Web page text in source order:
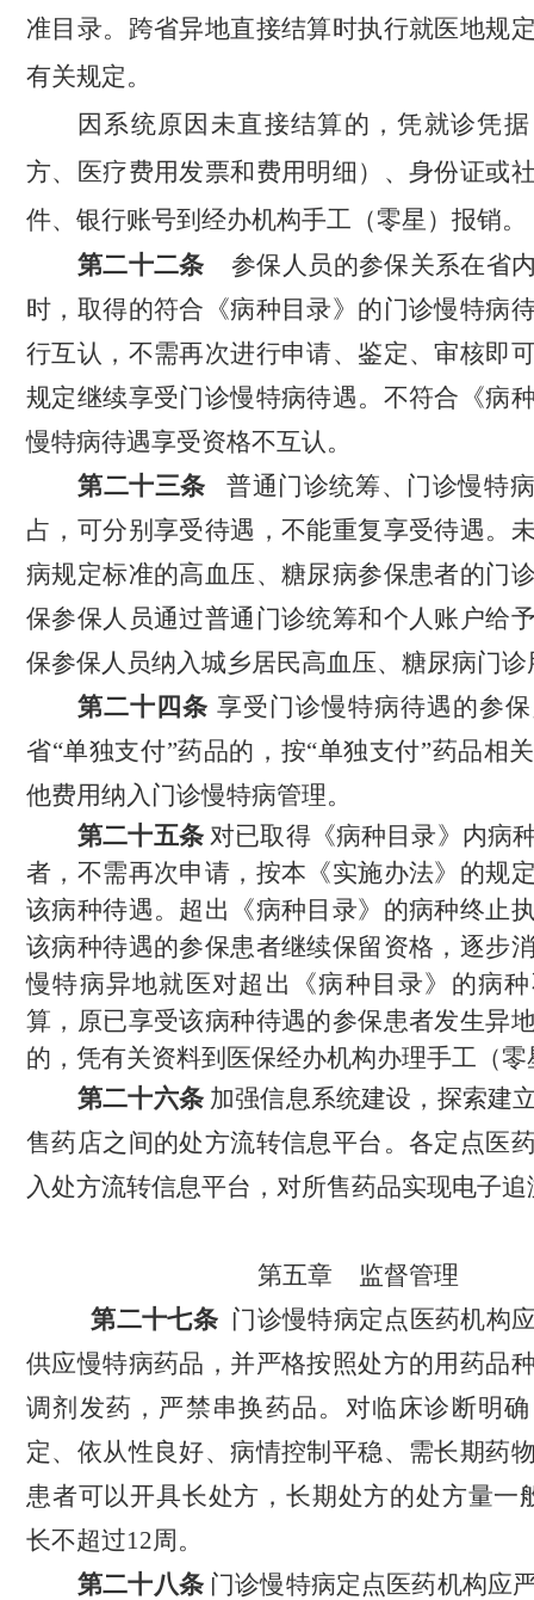
准目录。跨省异地直接结算时执行就医地规
有关规定。
因系统原因未直接结算的，凭就诊凭
方、医疗费用发票和费用明细）、身份证或
件、银行账号到经办机构手工（零星）报销。
第二十二条
参保人员的参保关系在省
时，取得的符合《病种目录》的门诊慢特病
行互认，不需再次进行申请、鉴定、审核即
规定继续享受门诊慢特病待遇。不符合《病
慢特病待遇享受资格不互认。
第二十三条
普通门诊统筹、门诊慢特
占，可分别享受待遇，不能重复享受待遇。
病规定标准的高血压、糖尿病参保患者的门
保参保人员通过普通门诊统筹和个人账户给
保参保人员纳入城乡居民高血压、糖尿病门
第二十四条 享受门诊慢特病待遇的参
省“单独支付”药品的，按“单独支付”药品相
他费用纳入门诊慢特病管理。
第二十五条 对已取得《病种目录》内病
者，不需再次申请， 按本《实施办法》的规
该病种待遇。超出《病种目录》的病种终止
该病种待遇的参保患者继续保留资格， 逐步
慢特病异地就医对超出《病种目录》的病种
算 ，原已享受该病种待遇的参保患者发生异
的，凭有关资料到医保经办机构办理手工 （零
第二十六条 加强信息系统建设，探索建
售药店之间的处方流转信息平台。各定点医
入处方流转信息平台，对所售药品实现电子追
第五章
监督管理
第二十七条 门诊慢特病定点医药机构
供应慢特病药品，并严格按照处方的用药品
调剂发药，严禁串换药品。对临床诊断明
定、依从性良好、病情控制平稳、需长期药
患者可以开具长处方，长期处方的处方量一
长不超过12周。
第二十八条 门诊慢特病定点医药机构应